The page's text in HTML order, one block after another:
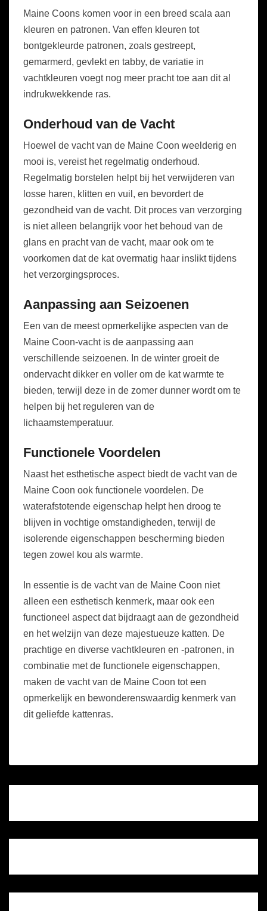
Maine Coons komen voor in een breed scala aan
kleuren en patronen. Van effen kleuren tot
bontgekleurde patronen, zoals gestreept,
gemarmerd, gevlekt en tabby, de variatie in
vachtkleuren voegt nog meer pracht toe aan dit al
indrukwekkende ras.
Onderhoud van de Vacht
Hoewel de vacht van de Maine Coon weelderig en
mooi is, vereist het regelmatig onderhoud.
Regelmatig borstelen helpt bij het verwijderen van
losse haren, klitten en vuil, en bevordert de
gezondheid van de vacht. Dit proces van verzorging
is niet alleen belangrijk voor het behoud van de
glans en pracht van de vacht, maar ook om te
voorkomen dat de kat overmatig haar inslikt tijdens
het verzorgingsproces.
Aanpassing aan Seizoenen
Een van de meest opmerkelijke aspecten van de
Maine Coon-vacht is de aanpassing aan
verschillende seizoenen. In de winter groeit de
ondervacht dikker en voller om de kat warmte te
bieden, terwijl deze in de zomer dunner wordt om te
helpen bij het reguleren van de
lichaamstemperatuur.
Functionele Voordelen
Naast het esthetische aspect biedt de vacht van de
Maine Coon ook functionele voordelen. De
waterafstotende eigenschap helpt hen droog te
blijven in vochtige omstandigheden, terwijl de
isolerende eigenschappen bescherming bieden
tegen zowel kou als warmte.
In essentie is de vacht van de Maine Coon niet
alleen een esthetisch kenmerk, maar ook een
functioneel aspect dat bijdraagt aan de gezondheid
en het welzijn van deze majestueuze katten. De
prachtige en diverse vachtkleuren en -patronen, in
combinatie met de functionele eigenschappen,
maken de vacht van de Maine Coon tot een
opmerkelijk en bewonderenswaardig kenmerk van
dit geliefde kattenras.